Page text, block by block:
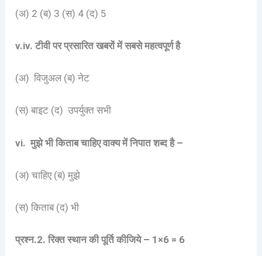
(अ) 2 (ब) 3 (स) 4 (द) 5
v.iv. टीवी पर प्रसारित खबरों में सबसे महत्वपूर्ण है
(अ) विजुअल (ब) नेट
(स) बाइट (द) उपर्युक्त सभी
vi. मुझे भी किताब चाहिए वाक्य में निपात शब्द है –
(अ) चाहिए (ब) मुझे
(स) किताब (द) भी
प्रश्न.2.रिक्त स्थान की पूर्ति कीजिये – 1×6 = 6